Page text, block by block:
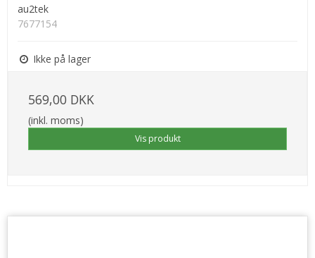
au2tek
7677154
Ikke på lager
569,00 DKK
(inkl. moms)
Vis produkt